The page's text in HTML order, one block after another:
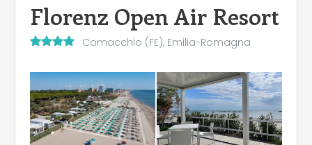
Florenz Open Air Resort
Comacchio (FE), Emilia-Romagna